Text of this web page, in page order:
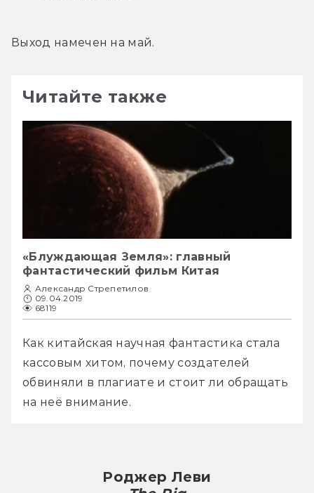
Выход намечен на май.
Читайте также
«Блуждающая Земля»: главный
фантастический фильм Китая
Александр Стрепетилов
09.04.2019
68119
Как китайская научная фантастика стала
кассовым хитом, почему создателей
обвиняли в плагиате и стоит ли обращать
Роджер Леви